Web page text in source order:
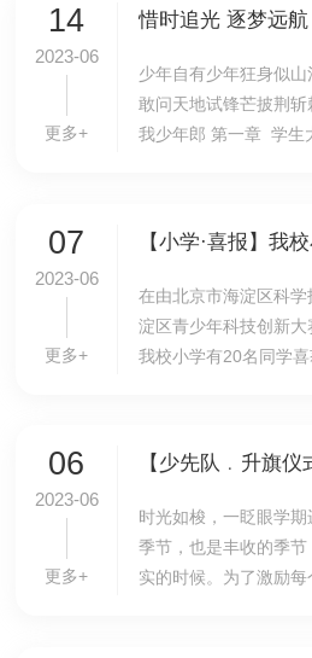
14
2023-06
更多+
少年自有少年狂身似
敢问天地试锋芒披荆
我少年郎 第一章 学生
07
2023-06
更多+
在由北京市海淀区科
淀区青少年科技创新大
我校小学有20名同学
06
2023-06
更多+
时光如梭，一眨眼学
季节，也是丰收的季
实的时候。为了激励